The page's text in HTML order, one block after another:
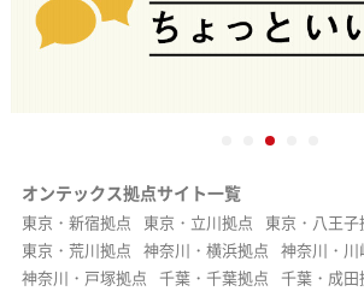
オンテックス拠点サイト一覧
東京・新宿拠点 東京・立川拠点
東京・八王子
東京・荒川拠点 神奈川・横浜拠点 神奈川・川
神奈川・戸塚拠点
千葉・千葉拠点
千葉・成田